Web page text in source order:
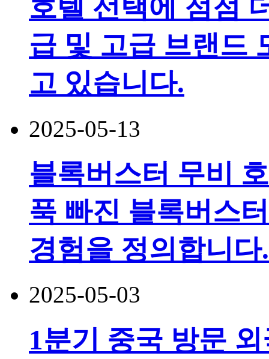
호텔 선택에 점점
급 및 고급 브랜드
고 있습니다.
2025-05-13
블록버스터 무비
푹 빠진 블록버스
경험을 정의합니다.
2025-05-03
1분기 중국 방문